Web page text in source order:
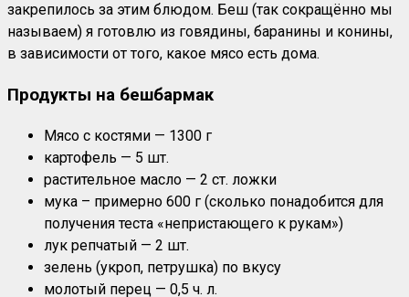
закрепилось за этим блюдом. Беш (так сокращённо мы
называем) я готовлю из говядины, баранины и конины,
в зависимости от того, какое мясо есть дома.
Продукты на бешбармак
Мясо с костями — 1300 г
картофель — 5 шт.
растительное масло — 2 ст. ложки
мука – примерно 600 г (сколько понадобится для
получения теста «непристающего к рукам»)
лук репчатый — 2 шт.
зелень (укроп, петрушка) по вкусу
молотый перец — 0,5 ч. л.